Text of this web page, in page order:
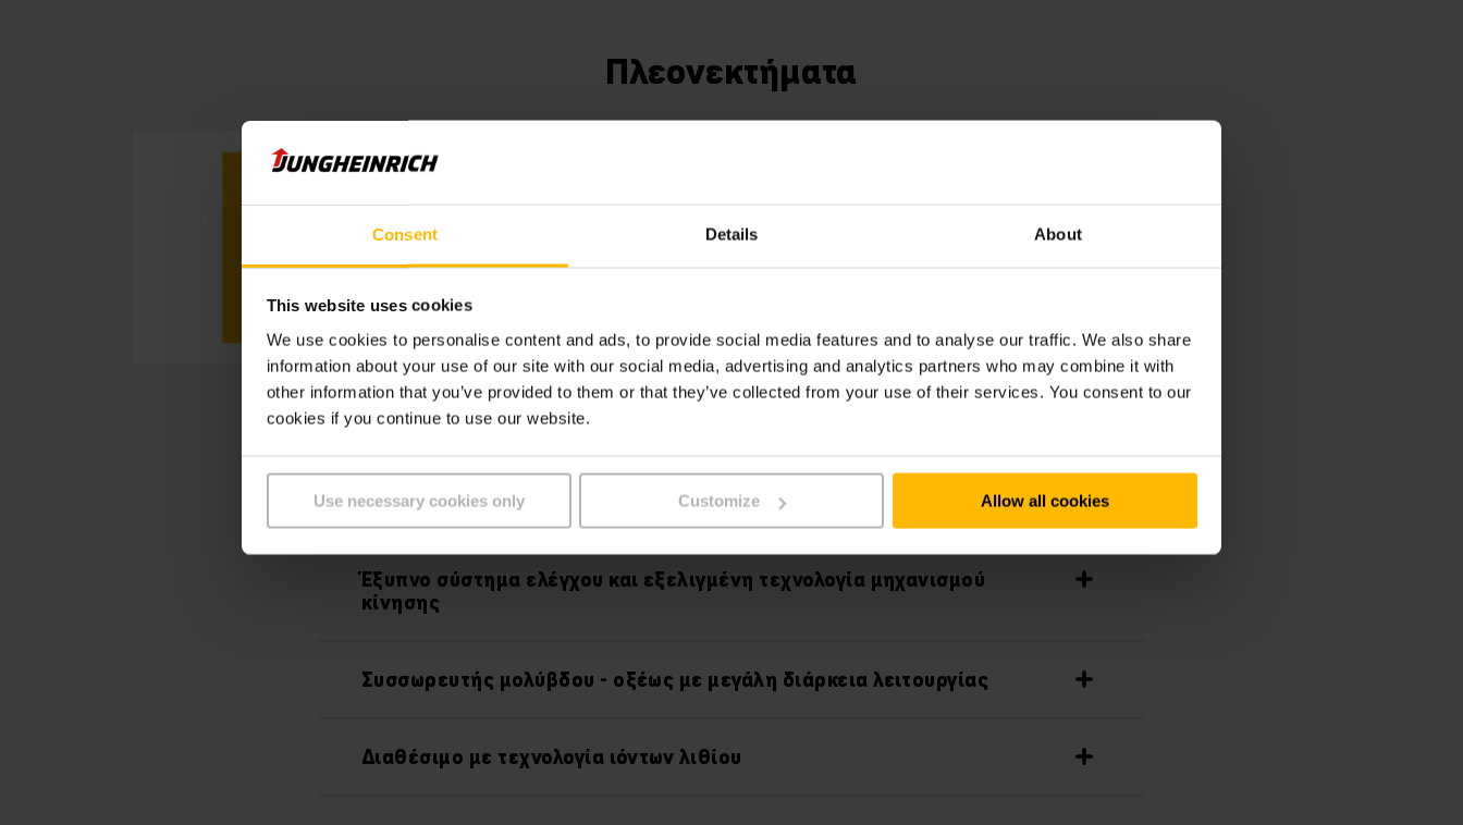
Consent Details About
This website uses cookies
We use cookies to personalise content and ads, to provide social media features and to analyse our traffic. We also share
information about your use of our site with our social media, advertising and analytics partners who may combine it with
other information that you’ve provided to them or that they’ve collected from your use of their services. You consent to our
cookies if you continue to use our website.
Use necessary cookies only Customize Allow all cookies
Πλεονεκτήματα
Use the data from your trucks to save time, energy and money and
increase efficiency. Our Telematics box (ex factory) provides you with
a free fleet management starter package that can be flexibly
Χαρακτηριστικά
Έξυπνο σύστημα ελέγχου και εξελιγμένη τεχνολογία μηχανισμού
κίνησης
Συσσωρευτής μολύβδου - οξέως με μεγάλη διάρκεια λειτουργίας
Διαθέσιμο με τεχνολογία ιόντων λιθίου